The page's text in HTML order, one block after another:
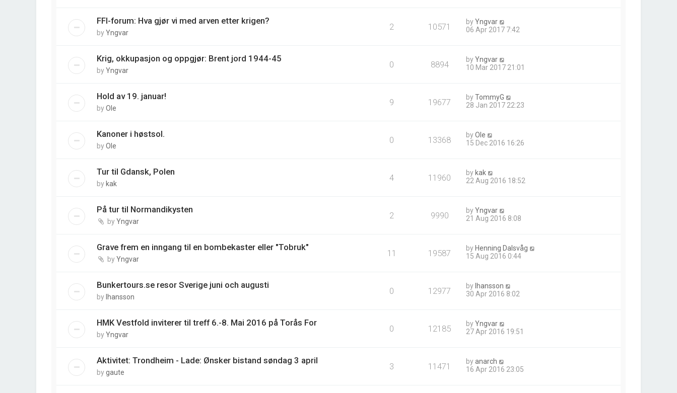
FFI-forum: Hva gjør vi med arven etter krigen?
byYngvar
2 10571 byYngvar
06 Apr 2017 7:42
Krig, okkupasjon og oppgjør: Brent jord 1944-45
byYngvar
0 8894 byYngvar
10 Mar 2017 21:01
Hold av 19. januar!
byOle
9 19677 byTommyG
28 Jan 2017 22:23
Kanoner i høstsol.
byOle
0 13368 byOle
15 Dec 2016 16:26
Tur til Gdansk, Polen
by kak
4 11960 by kak
22 Aug 2016 18:52
På tur til Normandikysten
byYngvar
2 9990 byYngvar
21 Aug 2016 8:08
Grave frem en inngang til en bombekaster eller "Tobruk"
byYngvar
11 19587 by Henning Dalsvåg
15 Aug 2016 0:44
Bunkertours.se resor Sverige juni och augusti
by lhansson
0 12977 by lhansson
30 Apr 2016 8:02
HMK Vestfold inviterer til treff 6.-8. Mai 2016 på Torås For
byYngvar
0 12185 byYngvar
27 Apr 2016 19:51
Aktivitet: Trondheim - Lade: Ønsker bistand søndag 3 april
bygaute
3 11471 byanarch
16 Apr 2016 23:05